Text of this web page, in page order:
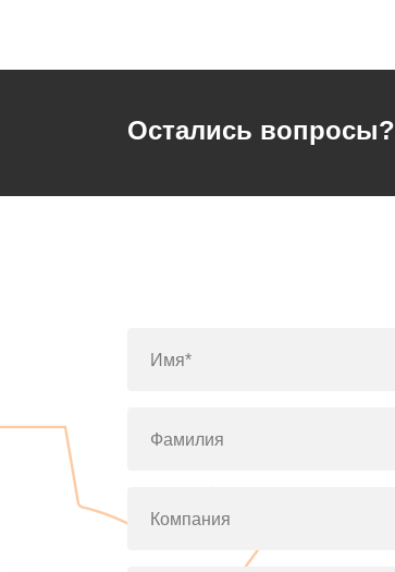
Остались вопросы?
Имя*
Фамилия
Компания